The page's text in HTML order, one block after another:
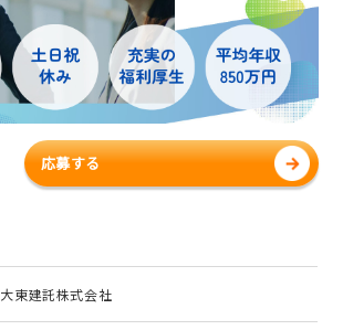
応募する
大東建託株式会社